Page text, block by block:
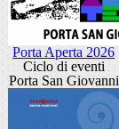
Porta Aperta 2026
Ciclo di eventi
Porta San Giovanni